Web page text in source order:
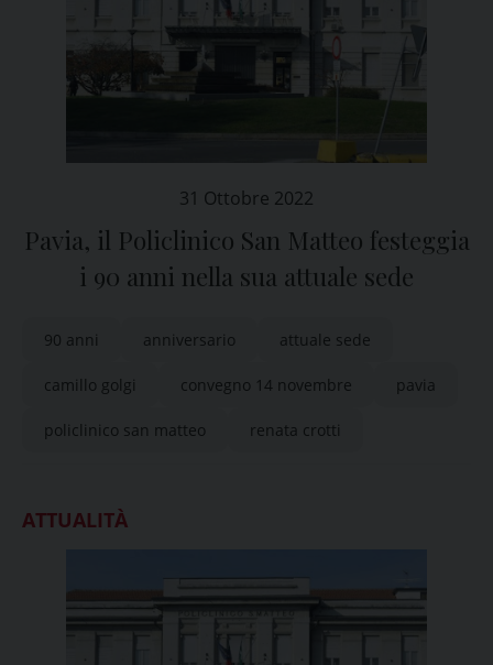
31 Ottobre 2022
Pavia, il Policlinico San Matteo festeggia
i 90 anni nella sua attuale sede
90 anni anniversario attuale sede
camillo golgi convegno 14 novembre pavia
policlinico san matteo renata crotti
ATTUALITÀ